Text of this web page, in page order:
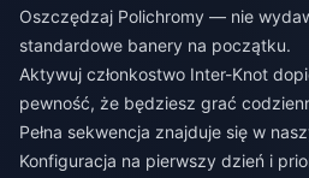
Oszczędzaj Polichromy — nie
standardowe banery na początku.
Aktywuj członkostwo Inter-Knot
pewność, że będziesz grać
Pełna sekwencja znajduje się w
Konfiguracja na pierwszy dzień i